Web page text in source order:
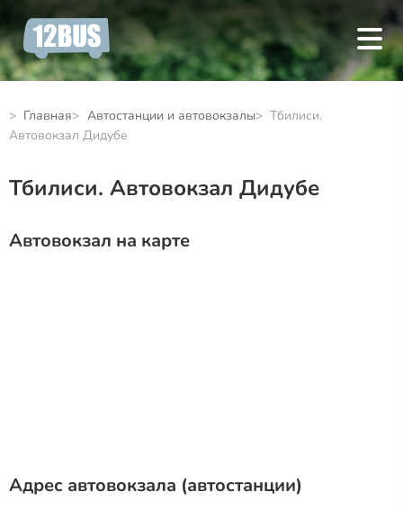
Главная Автостанции и автовокзалы
Тбилиси.
Автовокзал Дидубе
Тбилиси. Автовокзал Дидубе
Автовокзал на карте
Адрес автовокзала (автостанции)